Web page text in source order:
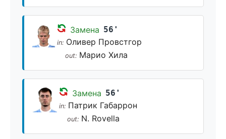
Замена 56'
in: Оливер Провстгор
out: Марио Хила
Замена 56'
in: Патрик Габаррон
out: N. Rovella